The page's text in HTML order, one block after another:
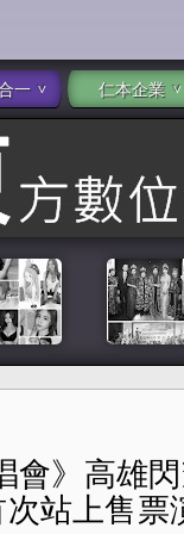
一 仁本企業
張秀卿「為了弟弟吳
會》高雄
次站上售